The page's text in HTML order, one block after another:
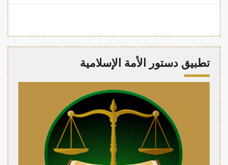
تطبيق دستور الأمة الإسلامية